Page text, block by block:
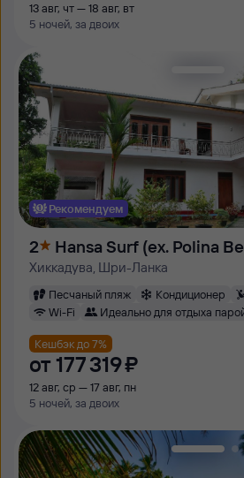
13 авг, чт — 18 авг, вт
5 ночей, за двоих
Рекомендуем
2 Hansa Surf (ex. Polina
Хиккадува, Шри-Ланка
Песчаный пляж Кондиционер
Wi-Fi
Идеально для отдыха
Кешбэк до 7%
от 177 ⁠319 ⁠₽
12 авг, ср — 17 авг, пн
5 ночей, за двоих